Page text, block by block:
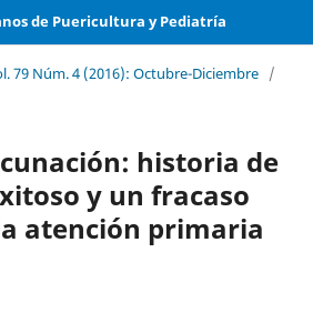
de Puericultura y Pediatría
79 Núm. 4 (2016): Octubre-Diciembre /
historia de
y un fracaso
atención primaria